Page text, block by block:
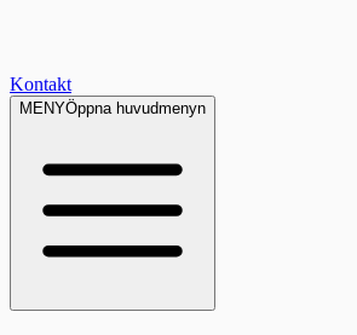
Kontakt
MENYÖppna huvudmenyn